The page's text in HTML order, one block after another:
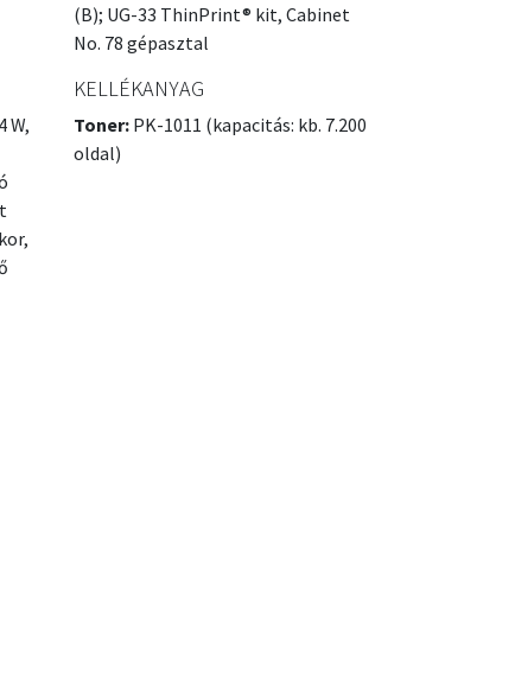
W,
(B); UG-33 ThinPrint® kit, Cabinet
No. 78 gépasztal
KELLÉKANYAG
Toner: PK-1011 (kapacitás: kb. 7.200
oldal)